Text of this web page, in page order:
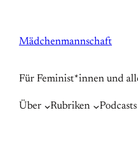
springen
Mädchenmannschaft
Für Feminist*innen und
Über Rubriken Podcasts